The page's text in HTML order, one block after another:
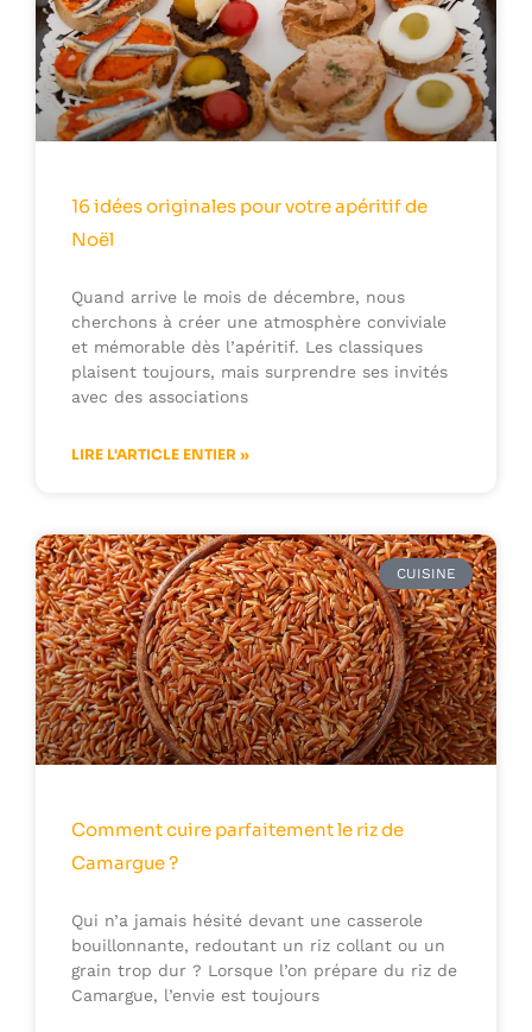
16 idées originales pour votre apéritif de
Noël
Quand arrive le mois de décembre, nous
cherchons à créer une atmosphère conviviale
et mémorable dès l’apéritif. Les classiques
plaisent toujours, mais surprendre ses invités
avec des associations
LIRE L'ARTICLE ENTIER »
CUISINE
Comment cuire parfaitement le riz de
Camargue ?
Qui n’a jamais hésité devant une casserole
bouillonnante, redoutant un riz collant ou un
grain trop dur ? Lorsque l’on prépare du riz de
Camargue, l’envie est toujours